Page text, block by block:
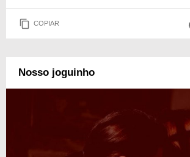
COPIAR
Nosso joguinho